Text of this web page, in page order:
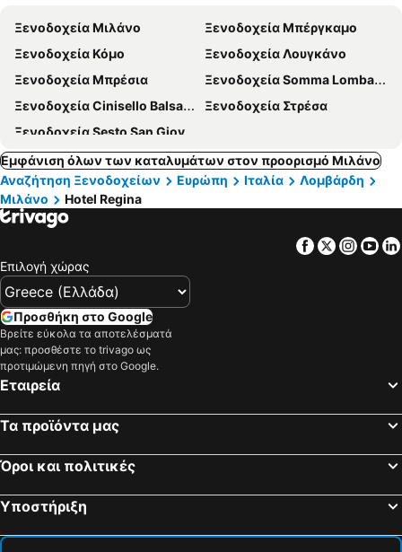
Ξενοδοχεία Μιλάνο
Ξενοδοχεία Μπέργκαμο
Ξενοδοχεία Κόμο
Ξενοδοχεία Λουγκάνο
Ξενοδοχεία Μπρέσια
Ξενοδοχεία Somma Lombardo
Ξενοδοχεία Cinisello Balsamo
Ξενοδοχεία Στρέσα
Ξενοδοχεία Sesto San Giovanni
Εμφάνιση όλων των καταλυμάτων στον προορισμό Μιλάνο
Αναζήτηση Ξενοδοχείων
Ευρώπη Ιταλία
Λομβάρδη
Μιλάνο
Hotel Regina
Facebook
Twitter
Επιλογή χώρας
Προσθήκη στο Google
Βρείτε εύκολα τα αποτελέσματά
μας: προσθέστε το trivago ως
προτιμώμενη πηγή στο Google.
Εταιρεία
Τα προϊόντα μας
Όροι και πολιτικές
Υποστήριξη